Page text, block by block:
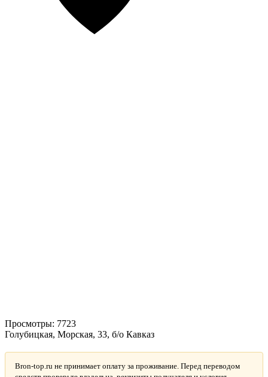
Просмотры: 7723
Голубицкая, Морская, 33, б/о Кавказ
Bron-top.ru не принимает оплату за проживание. Перед переводом